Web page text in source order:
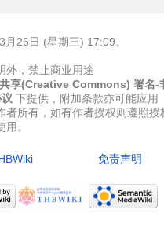
26日 (星期三) 17:09。
外，禁止商业用途
享(Creative Commons) 署名-
下提供，附加条款亦可能应用
者所有，如有作者授权则遵照授
用。
免责声明